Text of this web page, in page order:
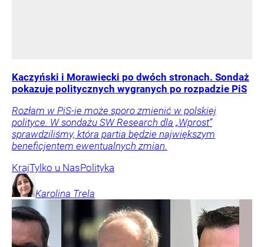
Kaczyński i Morawiecki po dwóch stronach. Sondaż
pokazuje politycznych wygranych po rozpadzie PiS
Rozłam w PiS-ie może sporo zmienić w polskiej
polityce. W sondażu SW Research dla „Wprost”
sprawdziliśmy, która partia będzie największym
beneficjentem ewentualnych zmian.
KrajTylko u NasPolityka
Karolina Trela